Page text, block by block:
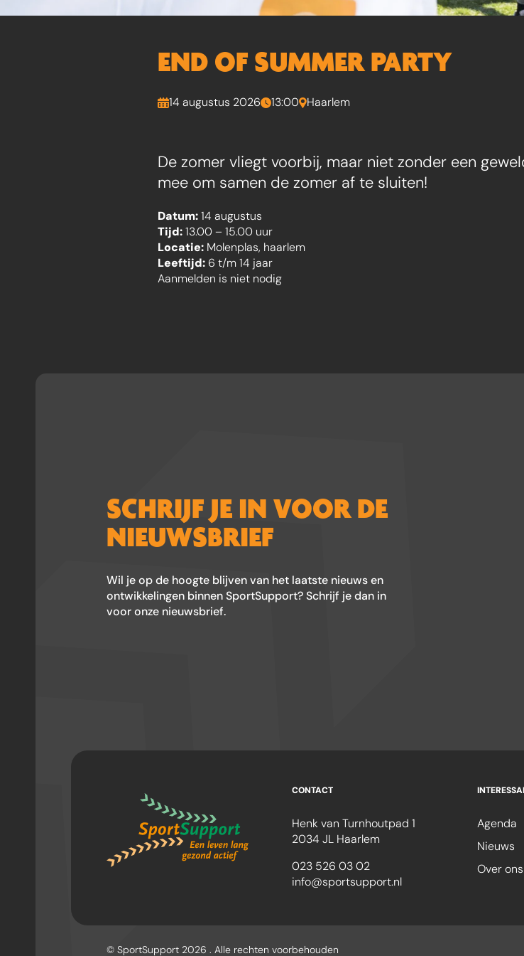
END OF SUMMER PARTY
14 augustus 2026 13:00 Haarlem
De zomer vliegt voorbij, maar niet zonder een
mee om samen de zomer af te sluiten!
Datum:14 augustus
Tijd:13.00 – 15.00 uur
Locatie: Molenplas, haarlem
Leeftijd: 6 t/m 14 jaar
Aanmelden is niet nodig
SCHRIJF JE IN VOOR DE
NIEUWSBRIEF
Wil je op de hoogte blijven van het laatste nieuws en
ontwikkelingen binnen SportSupport? Schrijf je dan in
voor onze nieuwsbrief.
CONTACT
Henk van Turnhoutpad 1
2034 JL Haarlem
023 526 03 02
info@sportsupport.nl
Agenda
Nieuws
Over ons
© SportSupport 2026 . Alle rechten voorbehouden